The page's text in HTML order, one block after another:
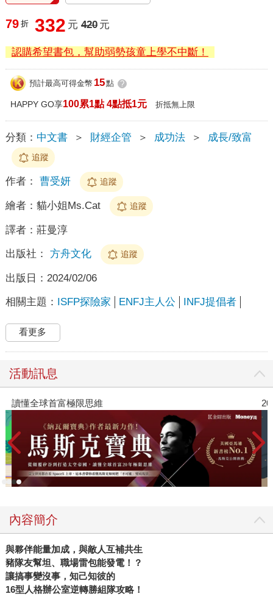
79 折 332 元 420 元
認購希望書包，幫助弱勢孩童上學不中斷！
預計最高可得金幣 15點 ?
HAPPY GO享100累1點 4點抵1元 折抵無上限
分類： 中文書 ＞ 財經企管 ＞ 成功法 ＞ 成長/致富
追蹤
作者： 曹受妍 追蹤
繪者： 貓小姐Ms.Cat 追蹤
譯者： 莊曼淳
出版社： 方舟文化 追蹤
出版日： 2024/02/06
相關主題： ISFP探險家 ENFJ主人公 INFJ提倡者
看更多
活動訊息
讀懂全球首富極限思維
內容簡介
與夥伴能量加成，與敵人互補共生
豬隊友幫坦、職場雷包能發電！？
讓搞事變沒事，知己知彼的
16型人格辦公室逆轉勝組隊攻略！